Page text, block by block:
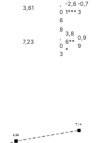
3,61
0
6
-2,6
1***
-0,7
3
7,23
8
0
3
3,8
6**
*
0,9
9